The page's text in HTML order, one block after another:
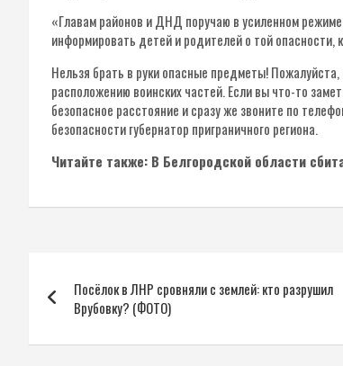
«Главам районов и ДНД поручаю в усиленном
информировать детей и родителей о той
Нельзя брать в руки опасные предметы!
расположению воинских частей. Если вы что-то
безопасное расстояние и сразу же звоните по
безопасности губернатор приграничного региона.
Читайте также: В Белгородской области
по
записям
Посёлок в ЛНР сровняли с землей: кто разрушил
Врубовку? (ФОТО)